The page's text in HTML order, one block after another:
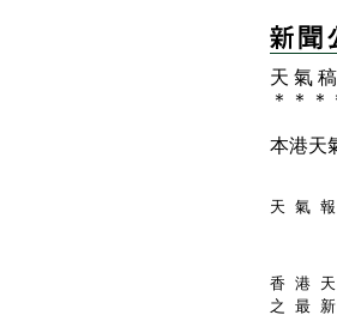
天 氣
＊
＊ ＊
本港天
天 氣
香 港
之 最